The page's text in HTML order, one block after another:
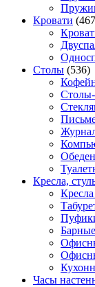
Кровати
Столы (536)
Кресла,
Часы